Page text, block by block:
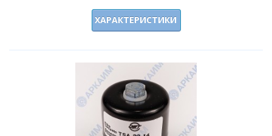
ХАРАКТЕРИСТИКИ